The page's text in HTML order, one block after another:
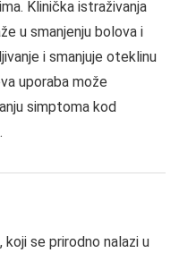
Klinička istraživanja
u smanjenju bolova i
i smanjuje oteklinu
uporaba može
simptoma kod
se prirodno nalazi u